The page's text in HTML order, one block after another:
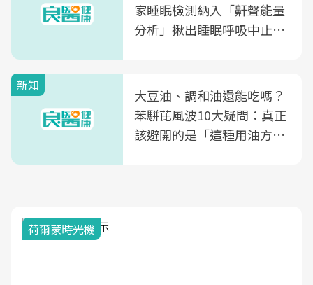
家睡眠檢測納入「鼾聲能量
分析」揪出睡眠呼吸中止症
新知
大豆油、調和油還能吃嗎？
苯駢芘風波10大疑問：真正
該避開的是「這種用油方
荷爾蒙時光機